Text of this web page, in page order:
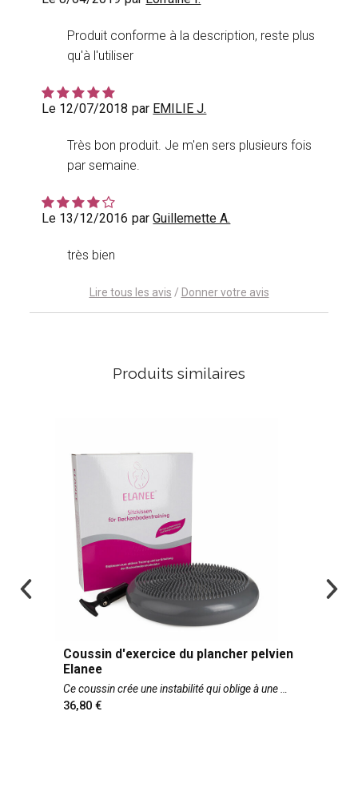
Produit conforme à la description, reste plus
qu'à l'utiliser
Le 12/07/2018 par EMILIE J.
Très bon produit. Je m'en sers plusieurs fois
par semaine.
Le 13/12/2016 parGuillemette A.
très bien
Lire tous les avis / Donner votre avis
Produits similaires
Coussin d'exercice du plancher pelvien
Elanee
Ce coussin crée une instabilité qui oblige à une
36,80